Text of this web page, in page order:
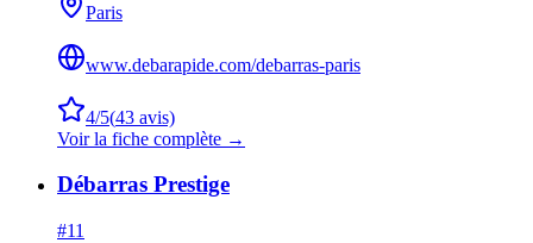
Paris
www.debarapide.com/debarras-paris
4/5(43 avis)
Voir la fiche complète →
Débarras Prestige
#11